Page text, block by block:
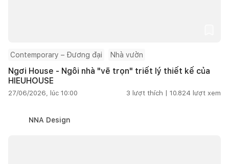
Contemporary – Đương đại Nhà vườn
Ngơi House - Ngôi nhà "vẽ trọn" triết lý thiết kế của
HIEUHOUSE
27/06/2026, lúc 10:00 3 lượt thích | 10.824 lượt xem
NNA Design